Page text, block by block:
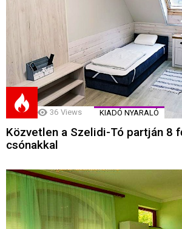
36 Views KIADÓ NYARALÓ
Közvetlen a Szelidi-Tó partján 8
csónakkal